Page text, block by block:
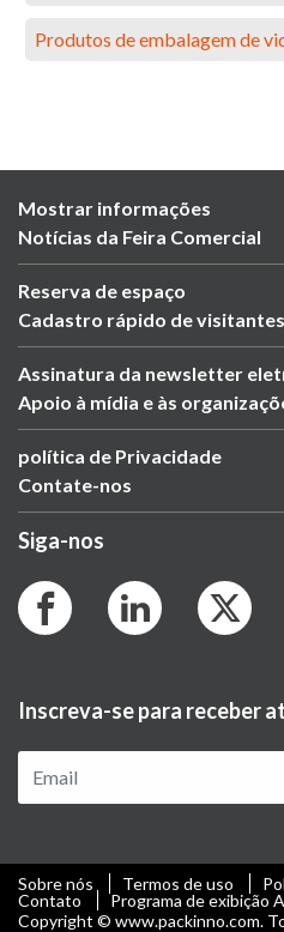
Produtos de embalagem de
Mostrar informações
Notícias da Feira Comercial
Reserva de espaço
Cadastro rápido de visitantes
Assinatura da newsletter
Apoio à mídia e às
política de Privacidade
Contate-nos
Siga-nos
Inscreva-se para receber
Sobre nós Termos de uso
Contato
Programa de exibição
Copyright © www.packinno.com.